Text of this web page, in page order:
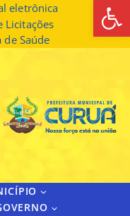
eletrônica
Licitações
de Saúde